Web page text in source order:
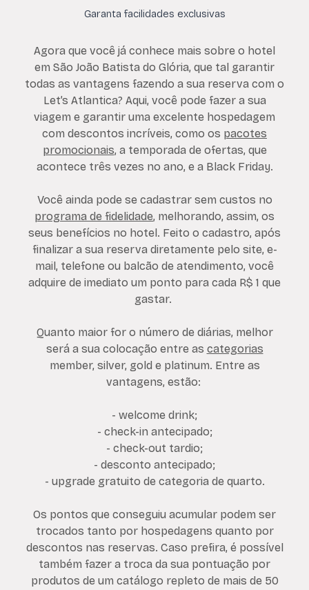
Garanta facilidades exclusivas
Agora que você já conhece mais sobre o hotel
em São João Batista do Glória, que tal garantir
todas as vantagens fazendo a sua reserva com o
Let’s Atlantica? Aqui, você pode fazer a sua
viagem e garantir uma excelente hospedagem
com descontos incríveis, como os pacotes
promocionais, a temporada de ofertas, que
acontece três vezes no ano, e a Black Friday.
Você ainda pode se cadastrar sem custos no
programa de fidelidade, melhorando, assim, os
seus benefícios no hotel. Feito o cadastro, após
finalizar a sua reserva diretamente pelo site, e-
mail, telefone ou balcão de atendimento, você
adquire de imediato um ponto para cada R$ 1 que
gastar.
Quanto maior for o número de diárias, melhor
será a sua colocação entre as categorias
member, silver, gold e platinum. Entre as
vantagens, estão:
- welcome drink;
- check-in antecipado;
- check-out tardio;
- desconto antecipado;
- upgrade gratuito de categoria de quarto.
Os pontos que conseguiu acumular podem ser
trocados tanto por hospedagens quanto por
descontos nas reservas. Caso prefira, é possível
também fazer a troca da sua pontuação por
produtos de um catálogo repleto de mais de 50